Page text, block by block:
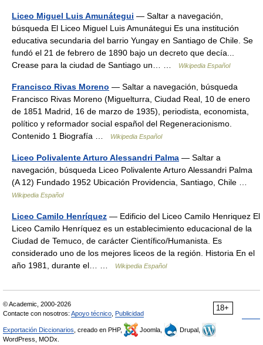
Liceo Miguel Luis Amunátegui — Saltar a navegación,
búsqueda El Liceo Miguel Luis Amunátegui Es una institución
educativa secundaria del barrio Yungay en Santiago de Chile. Se
fundó el 21 de febrero de 1890 bajo un decreto que decía...
Crease para la ciudad de Santiago un… …
Wikipedia Español
Francisco Rivas Moreno — Saltar a navegación, búsqueda
Francisco Rivas Moreno (Miguelturra, Ciudad Real, 10 de enero
de 1851 Madrid, 16 de marzo de 1935), periodista, economista,
político y reformador social español del Regeneracionismo.
Contenido 1 Biografía …
Wikipedia Español
Liceo Polivalente Arturo Alessandri Palma — Saltar a
navegación, búsqueda Liceo Polivalente Arturo Alessandri Palma
(A 12) Fundado 1952 Ubicación Providencia, Santiago, Chile …
Wikipedia Español
Liceo Camilo Henríquez — Edificio del Liceo Camilo Henriquez El
Liceo Camilo Henríquez es un establecimiento educacional de la
Ciudad de Temuco, de carácter Científico/Humanista. Es
considerado uno de los mejores liceos de la región. Historia En el
año 1981, durante el… …
Wikipedia Español
18+
© Academic, 2000-2026
Contacte con nosotros: Apoyo técnico Publicidad
Exportación Diccionarios , creado en PHP, Joomla,
Drupal,
WordPress, MODx.